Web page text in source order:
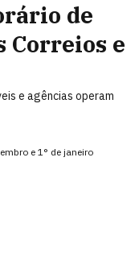
de
Correios e
e agências operam
e 1° de janeiro